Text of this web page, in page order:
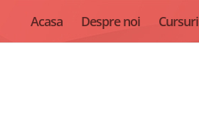
Acasa Despre noi Cursuri